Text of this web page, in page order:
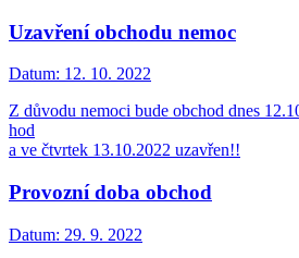
Uzavření obchodu nemoc
Datum: 12. 10. 2022
Z důvodu nemoci bude obchod dnes
hod
a ve čtvrtek 13.10.2022 uzavřen!!
Provozní doba obchod
Datum: 29. 9. 2022